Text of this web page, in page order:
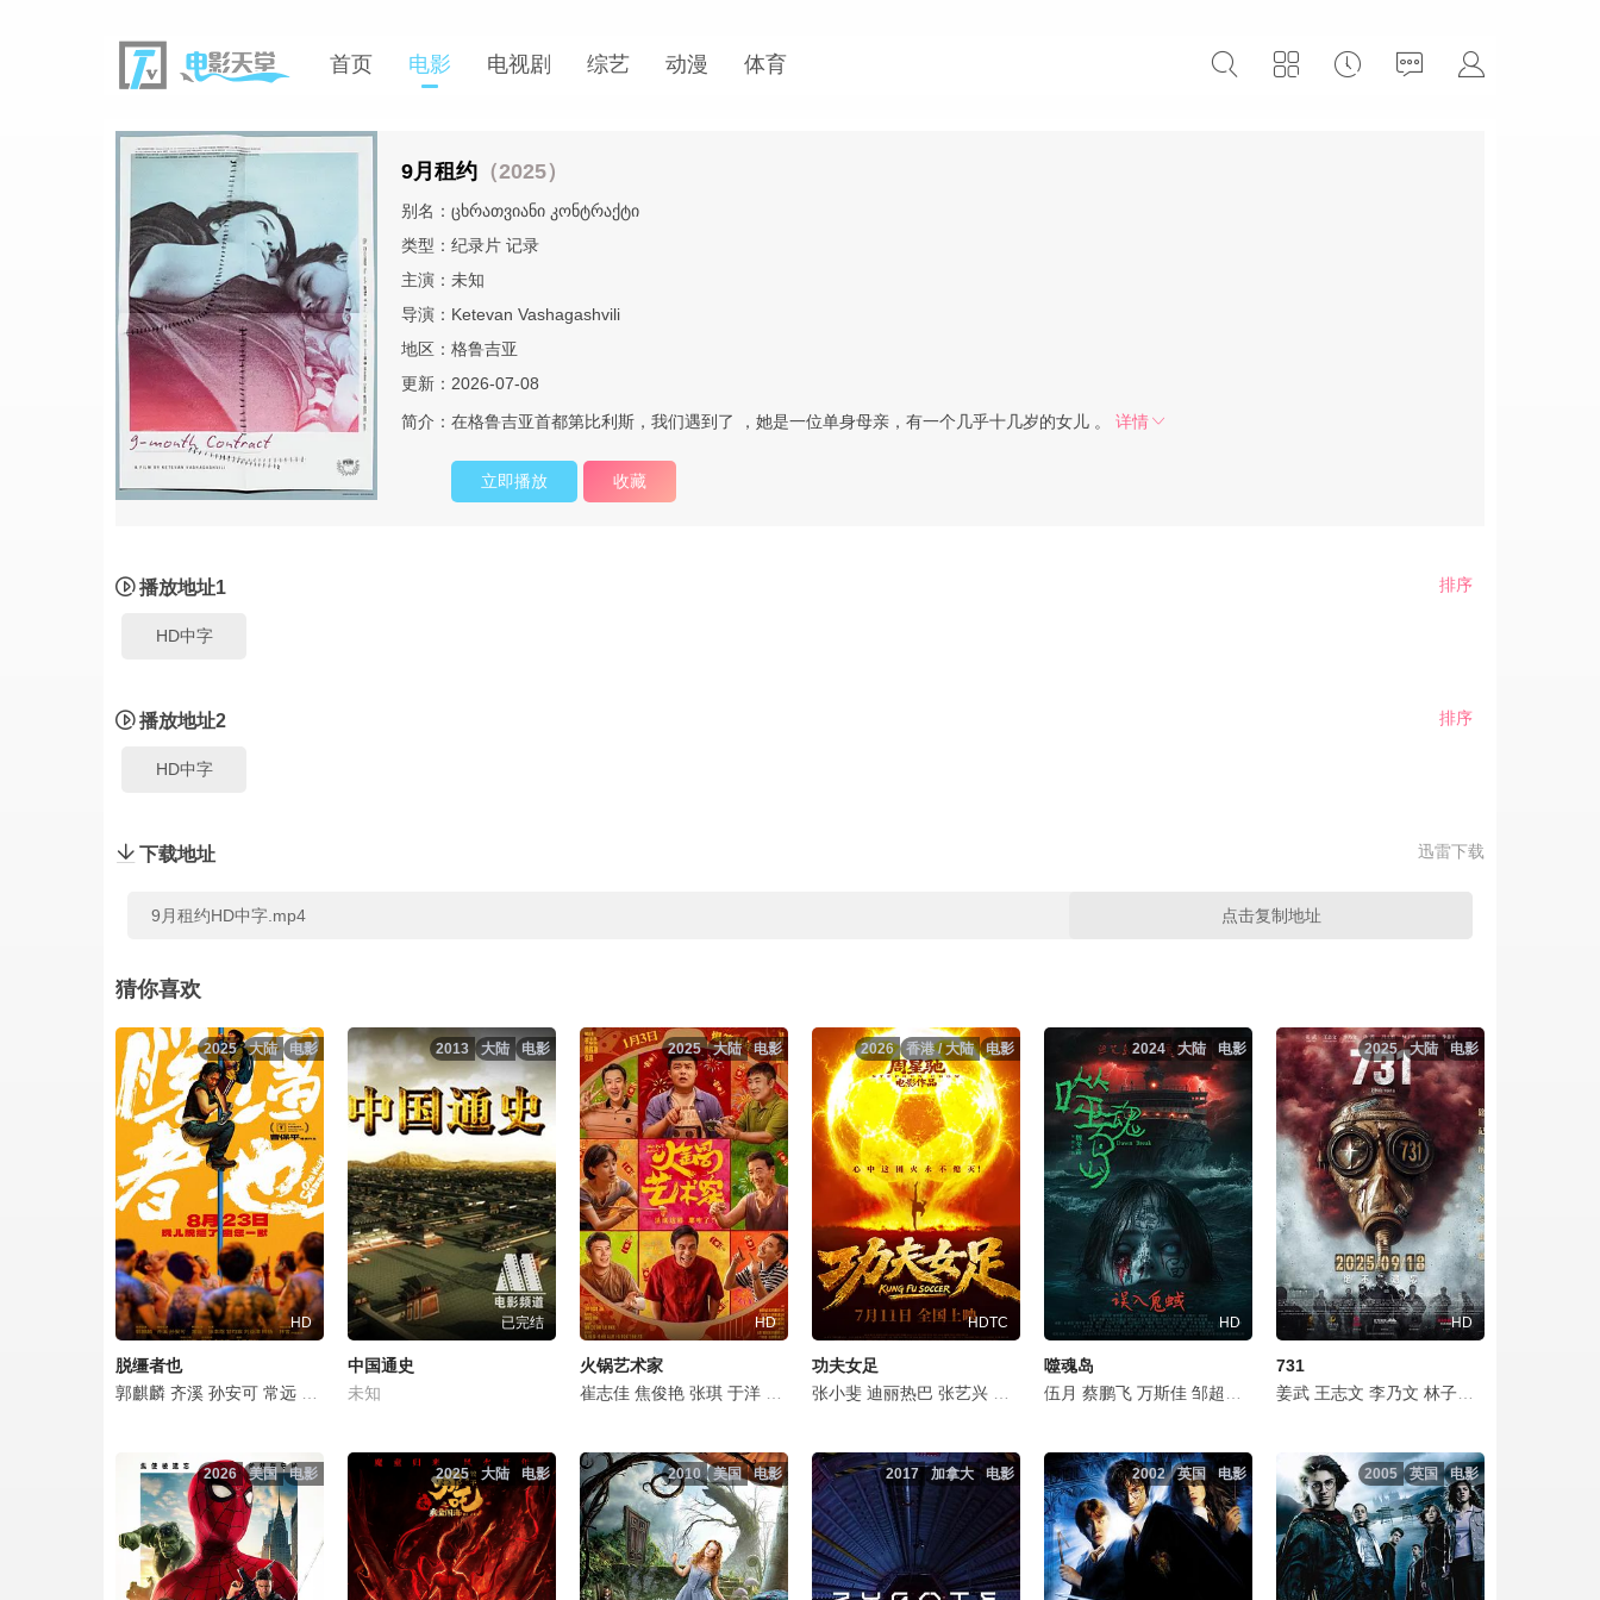
首页 电影 电视剧 综艺 动漫 体育
9月租约 （2025）
别名：ცხრათვიანი კონტრაქტი
类型： 纪录片 记录
主演：未知
导演： Ketevan Vashagashvili
地区： 格鲁吉亚
更新：2026-07-08
简介： 在格鲁吉亚首都第比利斯，我们遇到了 ，她是一位单身母亲，有一个几乎十几岁的女儿 。 详情
立即播放 收藏
排序
播放地址1
HD中字
排序
播放地址2
HD中字
迅雷下载
下载地址
9月租约HD中字.mp4 点击复制地址
猜你喜欢
电影
大陆
2025
HD
脱缰者也
郭麒麟 齐溪 孙安可 常远 张本煜 甘昀宸 辛浩江 胡朗荃
电影
大陆
2013
已完结
中国通史
未知
电影
大陆
2025
HD
火锅艺术家
崔志佳 焦俊艳 张琪 于洋 李昆鹰 刁标 宋小宝 乔杉 魏翔 孙越 文松 潘斌龙 张一鸣 张子栋 修睿 衣云鹤 卜钰 李会长 王喳喳
电影
香港 / 大陆
2026
HDTC
功夫女足
张小斐 迪丽热巴 张艺兴 佐藤健 艾米 雪野 蔡思贝 胡予安 倪好 赵丽娜 欧阳靖 张继聪
电影
大陆
2024
HD
噬魂岛
伍月 蔡鹏飞 万斯佳 邹超军 费伟妮 王盛 曹菡 李若东 陈定伟
电影
大陆
2025
HD
731
姜武 王志文 李乃文 林子烨
电影
美国
2026 电影
大陆
2025 电影
美国
2010 电影
加拿大
2017 电影
英国
2002 电影
英国
2005